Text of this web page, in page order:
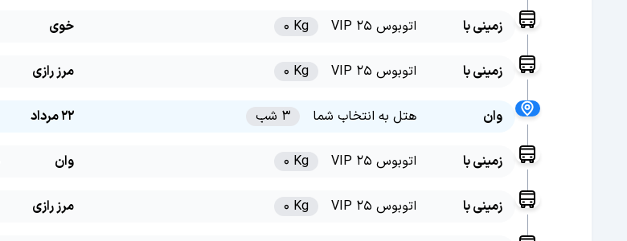
زمینی با اتوبوس VIP 25 0 Kg خوی
زمینی با اتوبوس VIP 25 0 Kg مرز رازی
وان هتل به انتخاب شما 3 شب 22 مرداد
زمینی با اتوبوس VIP 25 0 Kg وان
زمینی با اتوبوس VIP 25 0 Kg مرز رازی